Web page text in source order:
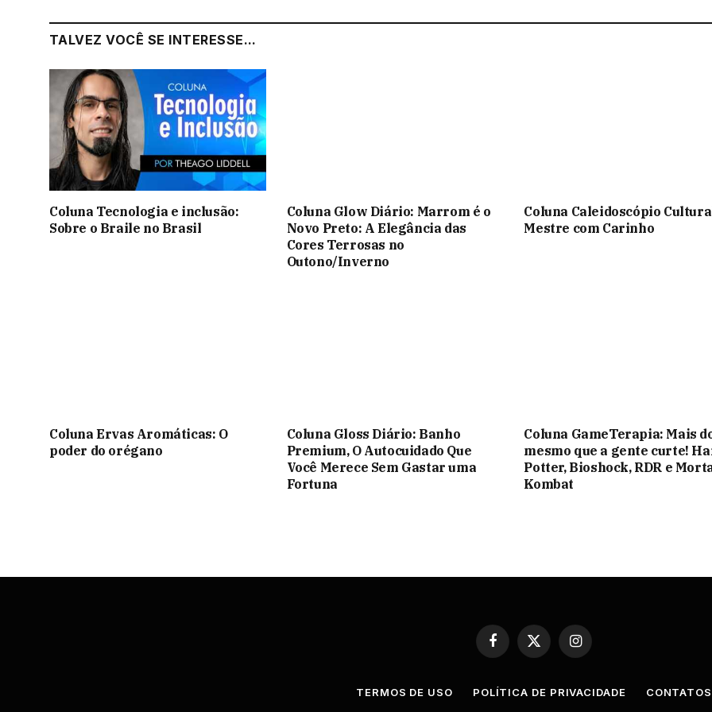
TALVEZ VOCÊ SE INTERESSE...
Coluna Tecnologia e inclusão:
Sobre o Braile no Brasil
Coluna Glow Diário: Marrom é o
Novo Preto: A Elegância das
Cores Terrosas no
Outono/Inverno
Coluna Caleidoscópio
Mestre com Carinho
Coluna Ervas Aromáticas: O
poder do orégano
Coluna Gloss Diário: Banho
Premium, O Autocuidado Que
Você Merece Sem Gastar uma
Fortuna
Coluna GameTerapia: Mais
mesmo que a gente curte!
Potter, Bioshock, RDR e
Kombat
Facebook
X
(Twitter)
Instagram
TERMOS DE USO POLÍTICA DE PRIVACIDADE CONTATOS